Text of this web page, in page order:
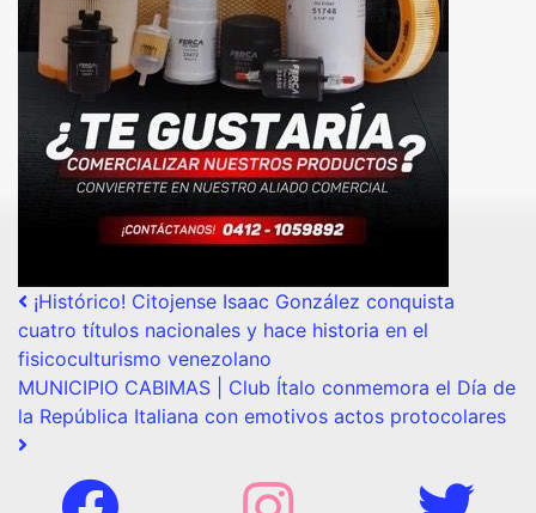
Post navigation
¡Histórico! Citojense Isaac González conquista
cuatro títulos nacionales y hace historia en el
fisicoculturismo venezolano
MUNICIPIO CABIMAS | Club Ítalo conmemora el Día de
la República Italiana con emotivos actos protocolares